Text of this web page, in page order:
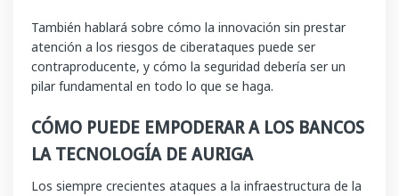
También hablará sobre cómo la innovación sin prestar
atención a los riesgos de ciberataques puede ser
contraproducente, y cómo la seguridad debería ser un
pilar fundamental en todo lo que se haga.
CÓMO PUEDE EMPODERAR A LOS BANCOS
LA TECNOLOGÍA DE AURIGA
Los siempre crecientes ataques a la infraestructura de la